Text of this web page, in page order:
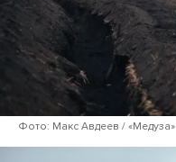
Фото: Макс Авдеев / «Медуза»